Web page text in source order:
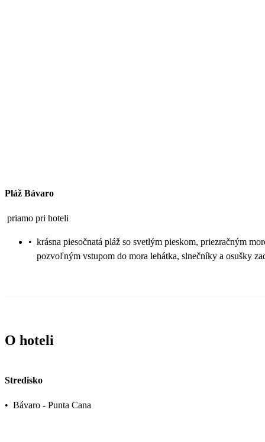
Pláž Bávaro
priamo pri hoteli
• krásna piesočnatá pláž so svetlým pieskom, priezračným
pozvoľným vstupom do mora lehátka, slnečníky a osušky
O hoteli
Stredisko
• Bávaro - Punta Cana